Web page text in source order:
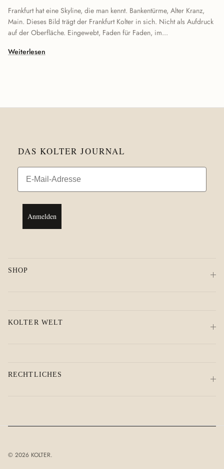
Frankfurt hat eine Skyline, die man kennt. Bankentürme, Alter Kranz,
Main. Dieses Bild trägt der Frankfurt Kolter in sich. Nicht als Aufdruck
auf der Oberfläche. Eingewebt, Faden für Faden, im...
Weiterlesen
DAS KOLTER JOURNAL
Email
Anmelden
SHOP
KOLTER WELT
RECHTLICHES
© 2026 KOLTER.